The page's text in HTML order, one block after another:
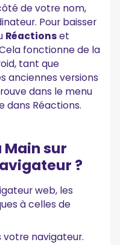
de votre nom,
Pour baisser
Réactionset
fonctionne de la
tant que
anciennes versions
dans le menu
dans Réactions.
sur
?
web, les
à celles de
votre navigateur.